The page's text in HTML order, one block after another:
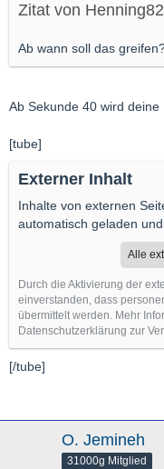
Zitat von Henning82
Ab wann soll das
Ab Sekunde 40 wird deine
[tube]
Externer Inhalt
Inhalte von externen
automatisch geladen
Alle
Durch die Aktivierung der
einverstanden, dass
übermittelt werden. Mehr
Datenschutzerklärung zur
[/tube]
O. Jemineh
31000g Mitglied